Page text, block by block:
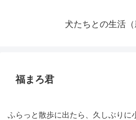
犬たちとの生活（
福まろ君
ふらっと散歩に出たら、久しぶりに